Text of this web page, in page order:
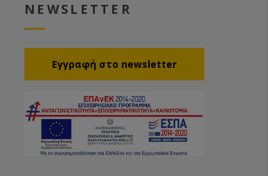
NEWSLETTER
Eγγραφή στο newsletter